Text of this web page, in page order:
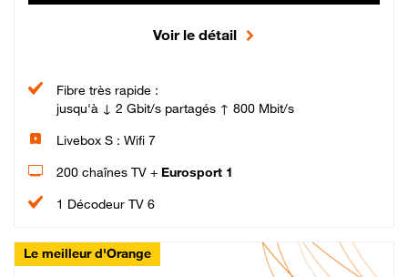
Voir le détail
Fibre très rapide :
jusqu'à ↓ 2 Gbit/s partagés ↑ 800 Mbit/s
Livebox S : Wifi 7
200 chaînes TV + Eurosport 1
1 Décodeur TV 6
Le meilleur d'Orange